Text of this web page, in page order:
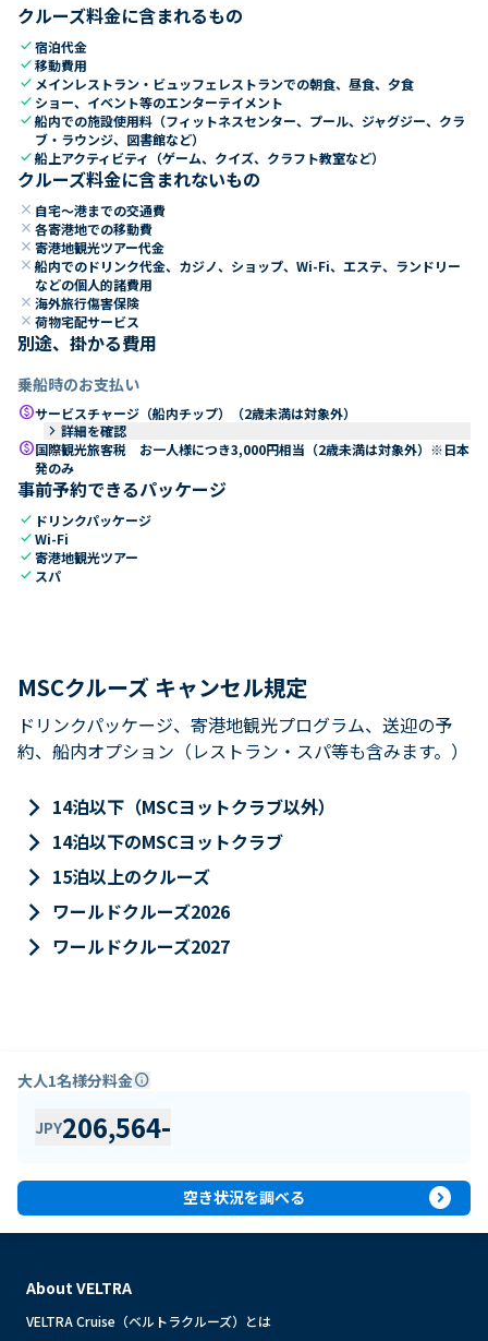
クルーズ料金に含まれるもの
check宿泊代金
check移動費用
check メインレストラン・ビュッフェレストランでの朝食、昼食、夕食
check ショー、イベント等のエンターテイメント
check船内での施設使用料（フィットネスセンター、プール、ジャグジー、クラ
ブ・ラウンジ、図書館など）
check船上アクティビティ（ゲーム、クイズ、クラフト教室など）
クルーズ料金に含まれないもの
close 自宅～港までの交通費
close 各寄港地での移動費
close 寄港地観光ツアー代金
close 船内でのドリンク代金、カジノ、ショップ、Wi-Fi、エステ、ランドリー
などの個人的諸費用
close 海外旅行傷害保険
close 荷物宅配サービス
別途、掛かる費用
乗船時のお支払い
paidサービスチャージ（船内チップ）（2歳未満は対象外）
keyboard_arrow_right 詳細を確認
paid国際観光旅客税 お一人様につき3,000円相当（2歳未満は対象外）※日本
発のみ
事前予約できるパッケージ
check ドリンクパッケージ
checkWi-Fi
check寄港地観光ツアー
check スパ
MSCクルーズ キャンセル規定
ドリンクパッケージ、寄港地観光プログラム、送迎の予
約、船内オプション（レストラン・スパ等も含みます。）
keyboard_arrow_right 14泊以下（MSCヨットクラブ以外）
keyboard_arrow_right 14泊以下のMSCヨットクラブ
keyboard_arrow_right 15泊以上のクルーズ
keyboard_arrow_right ワールドクルーズ2026
keyboard_arrow_right ワールドクルーズ2027
大人1名様分料金info
JPY206,564-
空き状況を調べる expand_circle_right
About VELTRA
VELTRA Cruise（ベルトラクルーズ）とは